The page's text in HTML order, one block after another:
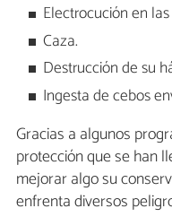
Electrocución en
Caza.
Destrucción de su
Ingesta de cebos
Gracias a algunos
protección que se han
mejorar algo su
enfrenta diversos